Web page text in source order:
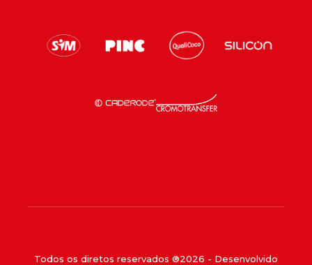
Todos os diretos reservados ®2026 - Desenvolvido